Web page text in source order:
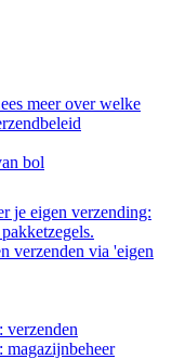
meer over welke
bol
je eigen verzending:
verzenden via 'eigen
verzenden
magazijnbeheer